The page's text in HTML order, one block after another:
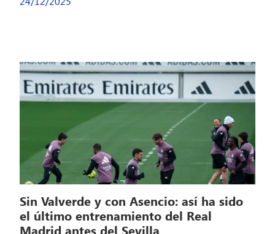
Sin Valverde y con Asencio: así ha sido
el último entrenamiento del Real
Madrid antes del Sevilla